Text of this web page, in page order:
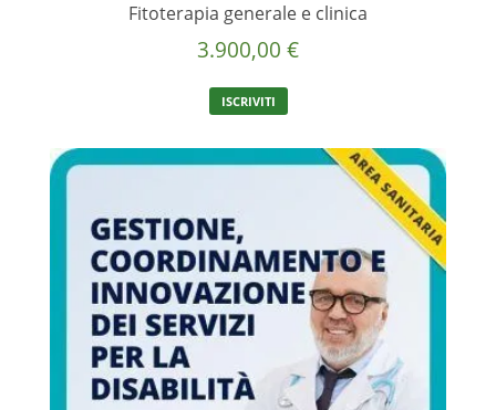
Fitoterapia generale e clinica
3.900,00 €
ISCRIVITI